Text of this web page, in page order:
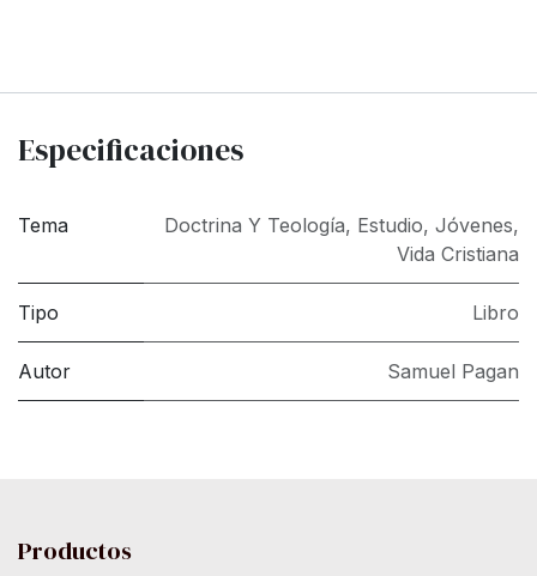
Especificaciones
Tema Doctrina Y Teología, Estudio, Jóvenes,
Vida Cristiana
Tipo Libro
Autor Samuel Pagan
Productos